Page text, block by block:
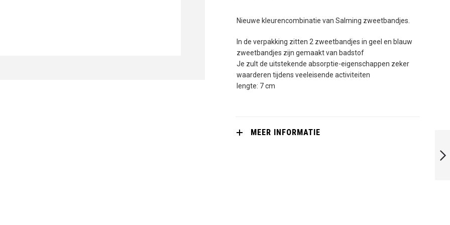
Nieuwe kleurencombinatie van Salming zweetbandjes.
In de verpakking zitten 2 zweetbandjes in geel en blauw
zweetbandjes zijn gemaakt van badstof
Je zult de uitstekende absorptie-eigenschappen zeker
waarderen tijdens veeleisende activiteiten
lengte: 7 cm
MEER INFORMATIE